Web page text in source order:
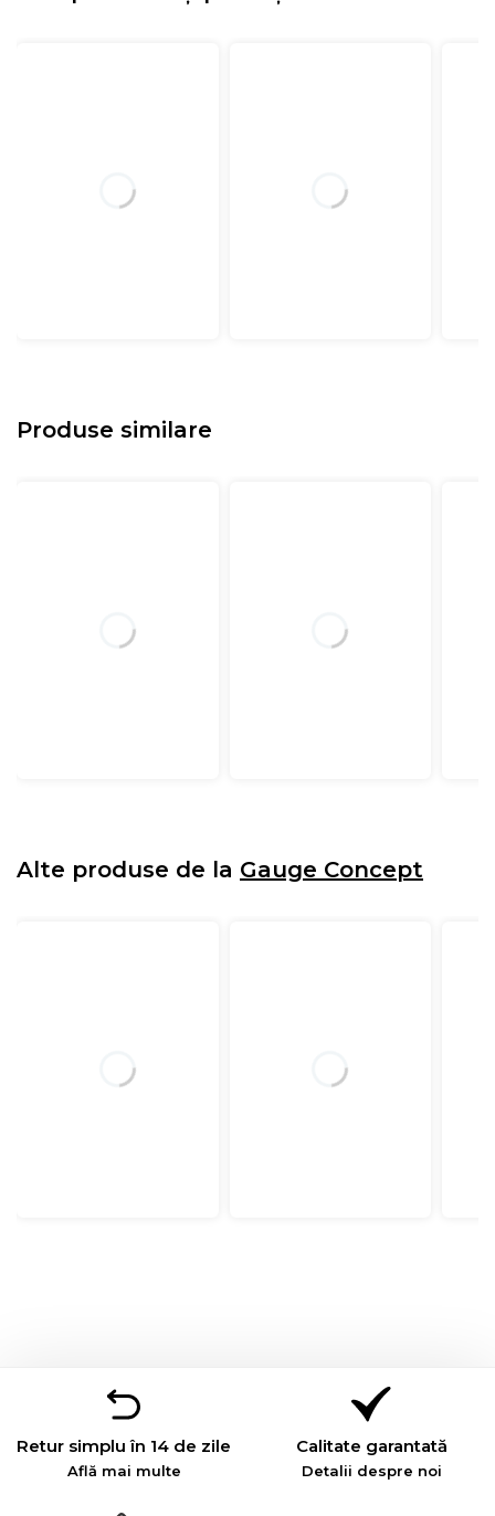
Produse similare
Alte produse de la Gauge Concept
Retur simplu în 14 de zile
Află mai multe
Calitate garantată
Detalii despre noi